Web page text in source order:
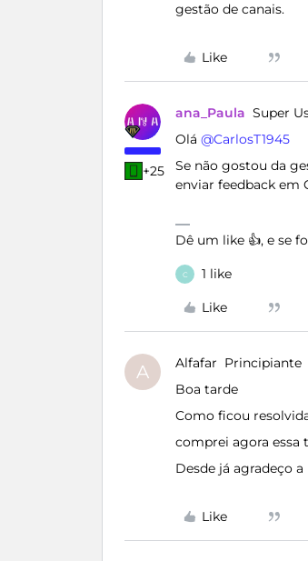
gestão de canais.
Like
+25
ana_Paula Super
Olá ​ @CarlosT1945
Se não gostou da
enviar feedback em
Dê um like 👍, e se
C 1 like
Like
A Alfafar Principiante
Boa tarde
Como ficou
comprei agora essa
Desde já agradeço
Like